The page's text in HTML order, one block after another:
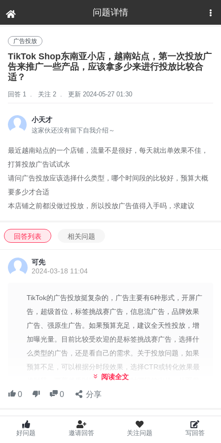
问题详情
下拉刷新
广告投放
TikTok Shop东南亚小店，越南站点，第一次投放广
告来推广一些产品，应该拿多少来进行投放比较合
适？
回答 1 . 关注 2 . 更新 2024-05-27 01:30
小天才
这家伙还没有留下自我介绍～
最近越南站点的一个店铺，流量不是很好，每天就出单效果不佳，
打算投放广告试试水
请问广告投放应该选择什么类型，哪个时间段的比较好，预算大概
要多少才合适
本店铺之前都没做过投放，所以投放广告值得入手吗，求建议
回答列表 相关问题
可先
2024-03-18 11:04
TikTok的广告投放挺复杂的，广告主要有6种形式，开屏广
告，超级首位，标签挑战赛广告，信息流广告，品牌效果
广告、强原生广告。如果预算充足，建议全天性投放，增
加曝光量。目前比较受欢迎的是标签挑战赛广告，选择什
么类型的广告，还是看自己的需求。关于投放问题，如果
预算不足，可以根据分时段效果，选择CTR或转化效果最
优时段，覆盖优质时段，提高这些时间段的出价，从而保
障最大的转化率。
阅读全文
0 0 分享
I'm Tiktoker 玩家交流微信群
如何专业的玩，
好问题 邀请回答 关注问题 写回答